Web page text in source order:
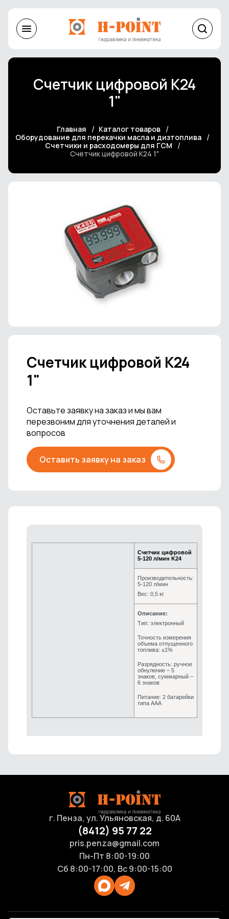
Cчетчик цифровой K24
1"
Главная
Каталог товаров
Оборудование для перекачки масла и дизтоплива
Счетчики и расходомеры для ГСМ
Cчетчик цифровой K24 1"
Cчетчик цифровой K24
1"
Оставьте заявку на заказ и мы вам
перезвоним для уточнения деталей и
вопросов
Оставить заявку на заказ
Cчетчик цифровой
5-120 л/мин K24
Производительность:
5-120 л/мин
Вес: 0,5 кг
Описание:
Тип: электронный
Точность измерения
объема отпущенного
топлива: ±1%
Разрядность: ручное
обнуление – 5
знаков, суммарный –
6 знаков
Питание: 2 батарейки
типа ААА
г. Пенза, ул. Ульяновская, д. 60А
(8412) 95 77 22
pris.penza@gmail.com
Пн-Пт 8:00-19:00
Сб 8:00-17:00, Вс 9:00-15:00